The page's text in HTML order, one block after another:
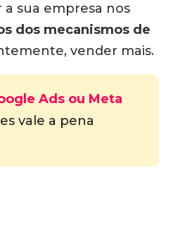
sua empresa nos
dos mecanismos de
vender mais.
Ads ou Meta
vale a pena